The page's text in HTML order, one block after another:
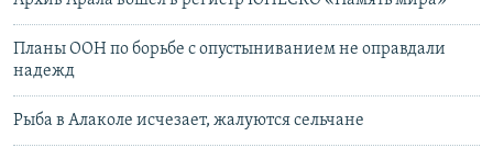
Планы ООН по борьбе с опустыниванием не оправдали
надежд
Рыба в Алаколе исчезает, жалуются сельчане